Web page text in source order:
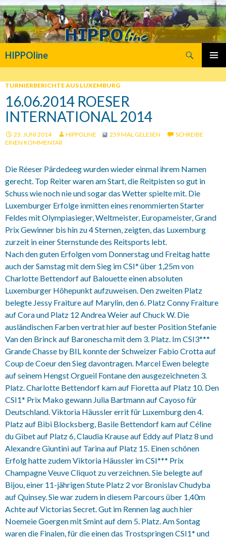
HIPPOline
INHALT
TURNIERBERICHTE AUS LUXEMBURG
16.06.2014 ROESER
INTERNATIONAL 2014
23. JUNI 2014 HIPPOLINE 259 MAL GELESEN
SCHREIBE
EINEN KOMMENTAR
Die Réeser Pärdedeeg wurden wieder einmal ihrem Namen
gerecht. Top Reiter waren am Start, die Reitpisten so gut in
Schuss wie noch nie und sogar das Wetter spielte mit. Die
Luxemburger Erfolge inmitten eines renommierten Starter
Feldes mit Olympiasieger, Weltmeister, Europameister, Grand
Prix Gewinner bis hin zu 4 Sternen, zeigten, das Luxemburg
zurzeit in einer Sternstunde des Reitsports lebt.
Nach den guten Erfolgen vom Donnerstag und Freitag hatte
auch der Samstag mit dem Sieg im CSI* über 1,25m von
Charlotte Bettendorf auf Balouette einen absoluten
Luxemburger Höhepunkt aufzuweisen. Den zweiten Platz
belegte Jessy Fraiture auf Marylin, den 6. Platz Conny Fraiture
auf Cora und Platz 12 Andrea Weier auf Chuck W. Die
ausländischen Farben vertrat hier auf bester Position Stefanie
Van den Brinck auf Baronescha mit dem 3. Platz. Im CSI3***
Grande Chasse by BIL konnte der Schweizer Fabio Crotta auf
Coup de Coeur den Sieg davontragen. Marcel Ewen belegte
auf seinem Hengst Orgueil Fontane den ausgezeichneten 3.
Platz. Charlotte Bettendorf kam auf Fioretta auf Platz 10. Den
CSI1* Prix Mako gewann Julia Bartmann auf Cayoso für
Deutschland. Viktoria Häussler errit für Luxemburg den 4.
Platz auf Bibi Blocksberg, Basile Bettendorf kam auf Céline
du Gibet auf Platz 6, Claudia Krause auf Eddy auf Platz 8 und
Alexandre Giuntini auf Tarina auf Platz 15. Einen schönen
Erfolg hatte zudem Viktoria Häussler im CSI*** Prix
Champagne Veuve Cliquot zu verzeichnen. Sie belegte auf
Bijou, einer 11-jährigen Stute Platz 2 vor Bronislav Chudyba
auf Quinsey. Sie war zudem in diesem Parcours über 1,40m
Achte auf Victorias Secret. Gut im Rennen lag auch hier
Noemeie Goergen mit Smint auf dem 5. Platz. Am Sontag
waren die Finalen, für die einen das Trostspringen CSI1* und